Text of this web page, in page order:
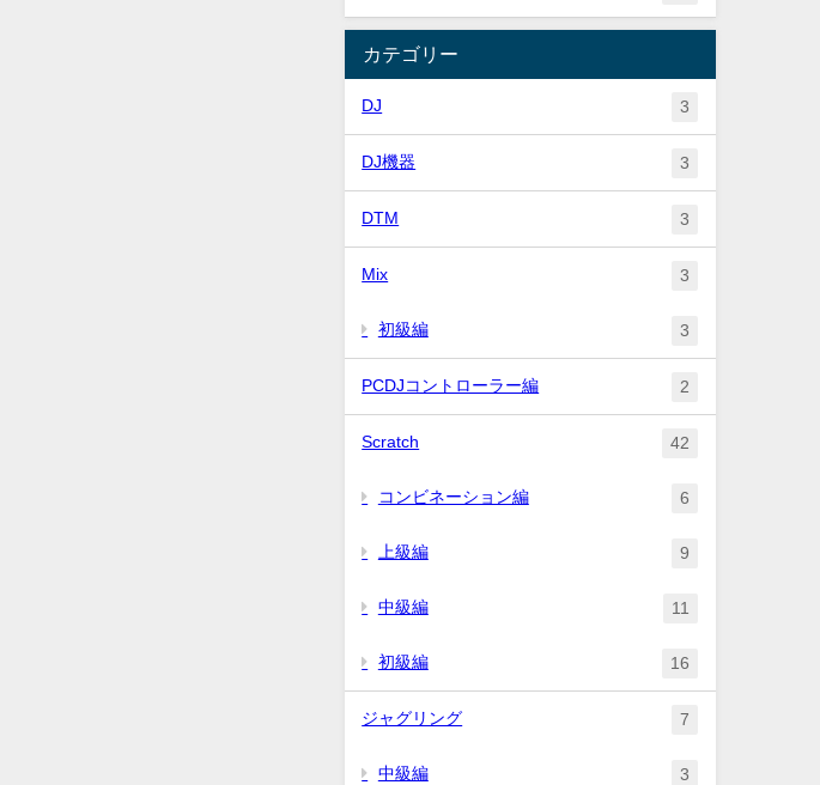
カテゴリー
DJ 3
DJ機器 3
DTM 3
Mix 3
初級編 3
PCDJコントローラー編 2
Scratch 42
コンビネーション編 6
上級編 9
中級編 11
初級編 16
ジャグリング 7
中級編 3